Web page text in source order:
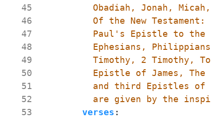
  45
  46
  47
  48
  49
  50
  51
  52
  53
are given by the
verses :